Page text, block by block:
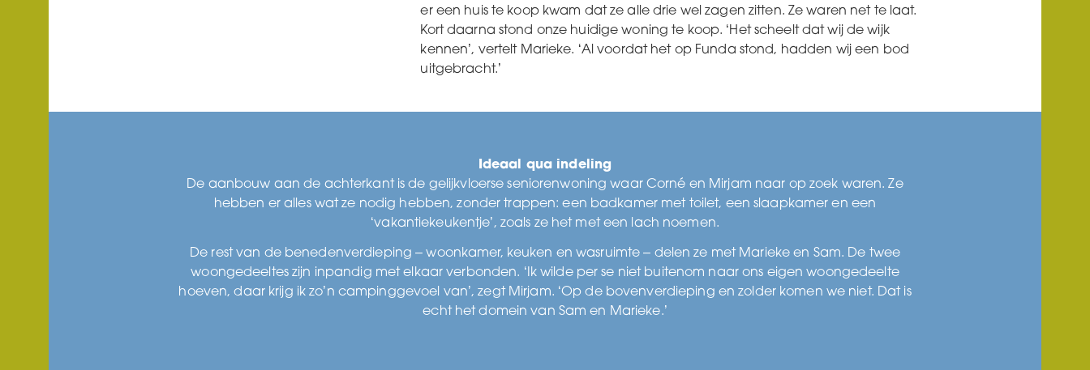
er een huis te koop kwam dat ze alle drie wel zagen zitten. Ze waren net te laat.
Kort daarna stond onze huidige woning te koop. ‘Het scheelt dat wij de wijk
kennen’, vertelt Marieke. ‘Al voordat het op Funda stond, hadden wij een bod
uitgebracht.’
Ideaal qua indeling
De aanbouw aan de achterkant is de gelijkvloerse seniorenwoning waar Corné en Mirjam naar op zoek waren. Ze
hebben er alles wat ze nodig hebben, zonder trappen: een badkamer met toilet, een slaapkamer en een
‘vakantiekeukentje’, zoals ze het met een lach noemen.
De rest van de benedenverdieping – woonkamer, keuken en wasruimte – delen ze met Marieke en Sam. De twee
woongedeeltes zijn inpandig met elkaar verbonden. ‘Ik wilde per se niet buitenom naar ons eigen woongedeelte
hoeven, daar krijg ik zo’n campinggevoel van’, zegt Mirjam. ‘Op de bovenverdieping en zolder komen we niet. Dat is
echt het domein van Sam en Marieke.’